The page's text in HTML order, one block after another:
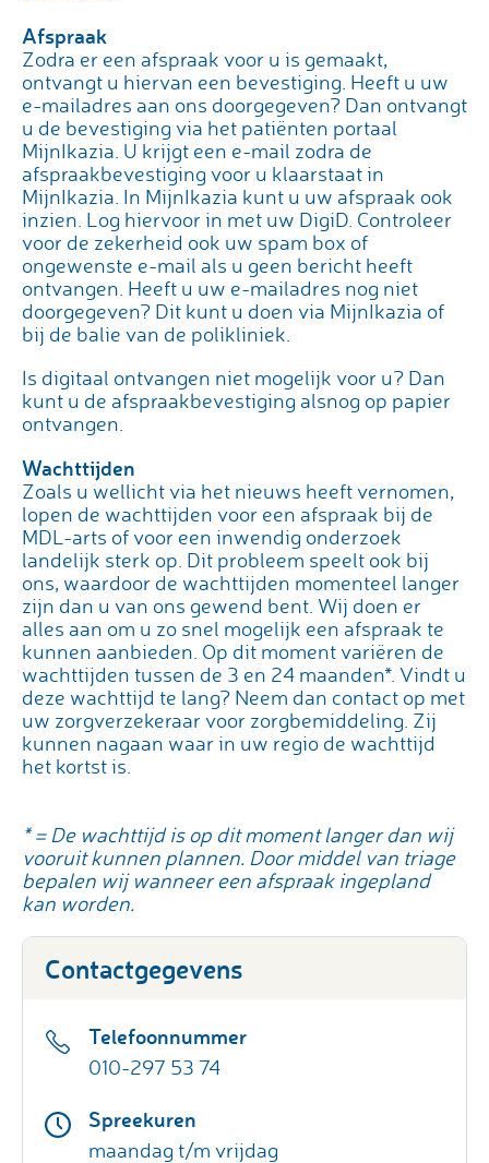
Afspraak
Zodra er een afspraak voor u is gemaakt,
ontvangt u hiervan een bevestiging. Heeft u uw
e-mailadres aan ons doorgegeven? Dan ontvangt
u de bevestiging via het patiënten portaal
MijnIkazia. U krijgt een e-mail zodra de
afspraakbevestiging voor u klaarstaat in
MijnIkazia. In MijnIkazia kunt u uw afspraak ook
inzien. Log hiervoor in met uw DigiD. Controleer
voor de zekerheid ook uw spam box of
ongewenste e-mail als u geen bericht heeft
ontvangen. Heeft u uw e-mailadres nog niet
doorgegeven? Dit kunt u doen via MijnIkazia of
bij de balie van de polikliniek.
Is digitaal ontvangen niet mogelijk voor u? Dan
kunt u de afspraakbevestiging alsnog op papier
ontvangen.
Wachttijden
Zoals u wellicht via het nieuws heeft vernomen,
lopen de wachttijden voor een afspraak bij de
MDL-arts of voor een inwendig onderzoek
landelijk sterk op. Dit probleem speelt ook bij
ons, waardoor de wachttijden momenteel langer
zijn dan u van ons gewend bent. Wij doen er
alles aan om u zo snel mogelijk een afspraak te
kunnen aanbieden. Op dit moment variëren de
wachttijden tussen de 3 en 24 maanden*. Vindt u
deze wachttijd te lang? Neem dan contact op met
uw zorgverzekeraar voor zorgbemiddeling. Zij
kunnen nagaan waar in uw regio de wachttijd
het kortst is.
* = De wachttijd is op dit moment langer dan wij
vooruit kunnen plannen. Door middel van triage
bepalen wij wanneer een afspraak ingepland
kan worden.
Contactgegevens
Telefoonnummer
010-297 53 74
Spreekuren
maandag t/m vrijdag